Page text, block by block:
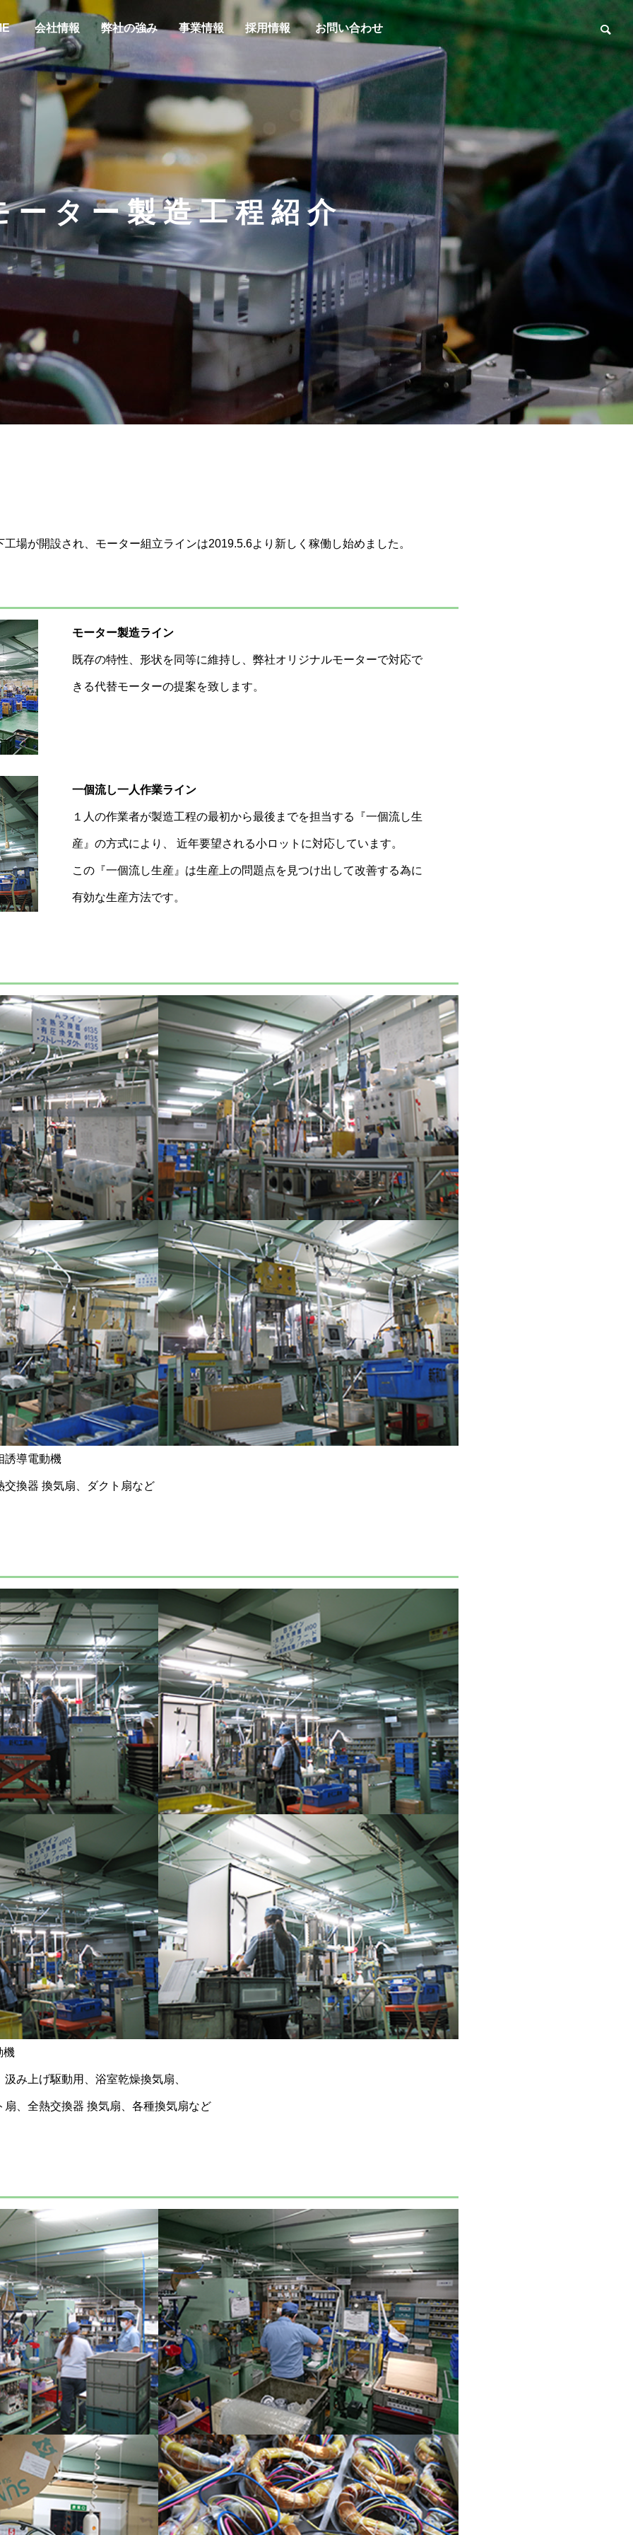
会社情報 弊社の強み 事業情報 採用情報 お問い合わせ
ー タ ー 製 造 工 程 紹 介
場が開設され、モーター組立ラインは2019.5.6より新しく稼働し始めました。
モーター製造ライン
既存の特性、形状を同等に維持し、弊社オリジナルモーターで対応で
きる代替モーターの提案を致します。
一個流し一人作業ライン
１人の作業者が製造工程の最初から最後までを担当する『一個流し生
産』の方式により、 近年要望される小ロットに対応しています。
この『一個流し生産』は生産上の問題点を見つけ出して改善する為に
有効な生産方法です。
誘導電動機
換器 換気扇、ダクト扇など
機
み上げ駆動用、浴室乾燥換気扇、
、全熱交換器 換気扇、各種換気扇など